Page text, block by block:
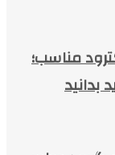
مناسب؛
بدانید